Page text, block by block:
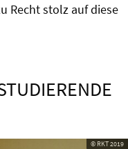
Recht stolz auf diese
© RKT 2019